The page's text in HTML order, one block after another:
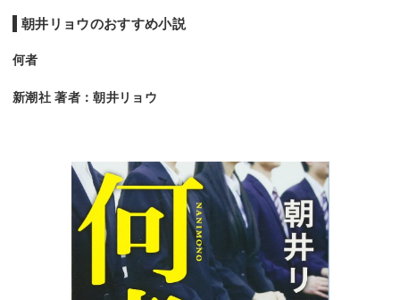
朝井リョウのおすすめ小説
何者
新潮社 著者：朝井リョウ